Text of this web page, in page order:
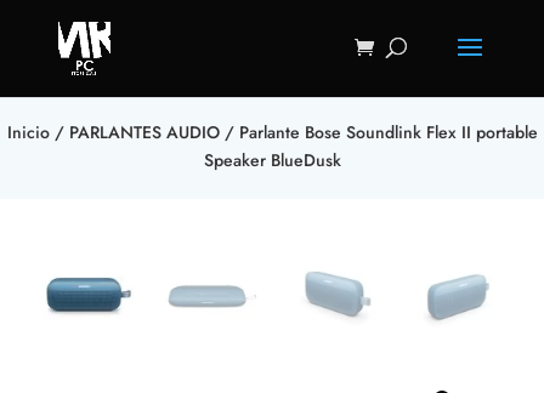
Inicio/ PARLANTES AUDIO/ Parlante Bose Soundlink Flex II portable
Speaker BlueDusk